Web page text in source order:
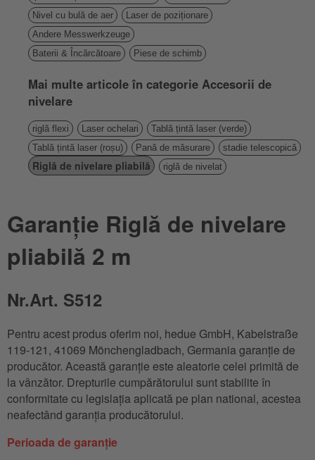
Nivel cu bulă de aer
Laser de poziționare
Andere Messwerkzeuge
Baterii & Încărcătoare
Piese de schimb
Mai multe articole în categorie Accesorii de
nivelare
riglă flexi Laser ochelari
Tablă țintă laser (verde)
Tablă țintă laser (roșu)
Pană de măsurare stadie telescopică
Riglă de nivelare pliabilă riglă de nivelat
Garanție Riglă de nivelare
pliabilă 2 m
Nr.Art. S512
Pentru acest produs oferim noi, hedue GmbH, Kabelstraße
119-121, 41069 Mönchengladbach, Germania garanție de
producător. Această garanție este aleatorie celei primită de
la vânzător. Drepturile cumpărătorului sunt stabilite în
conformitate cu legislația aplicată pe plan national, acestea
neafectând garanția producătorului.
Perioada de garanție